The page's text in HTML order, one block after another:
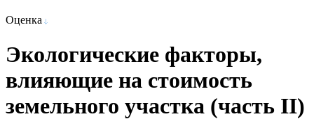
Оценка
Экологические факторы,
влияющие на стоимость
земельного участка (часть II)